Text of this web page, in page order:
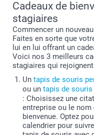
Cadeaux de
stagiaires
Commencer un
Faites en sorte que
lui en lui offrant un
Voici nos 3 meilleurs
stagiaires qui
Un tapis de souris
ou un tapis de
: Choisissez une
entreprise ou le nom
bienvenue. Optez
calendrier pour